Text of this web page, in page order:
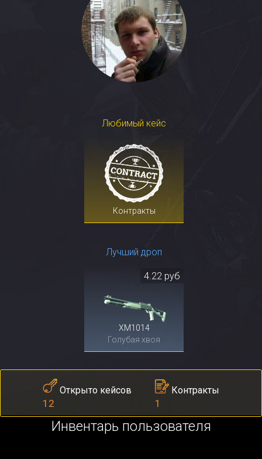
Любимый кейс
Контракты
Лучший дроп
XM1014
Голубая хвоя
4.22 руб
Открыто кейсов
12
Контракты
1
Инвентарь пользователя